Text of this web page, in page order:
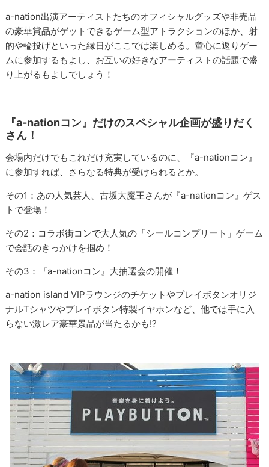
a-nation出演アーティストたちのオフィシャルグッズや非売品
の豪華賞品がゲットできるゲーム型アトラクションのほか、射
的や輪投げといった縁日がここでは楽しめる。童心に返りゲー
ムに参加するもよし、お互いの好きなアーティストの話題で盛
り上がるもよしでしょう！
『a-nationコン』だけのスペシャル企画が盛りだく
さん！
会場内だけでもこれだけ充実しているのに、『a-nationコン』
に参加すれば、さらなる特典が受けられるとか。
その1：あの人気芸人、古坂大魔王さんが『a-nationコン』ゲス
トで登場！
その2：コラボ街コンで大人気の「シールコンプリート」ゲーム
で会話のきっかけを掴め！
その3：『a-nationコン』大抽選会の開催！
a-nation island VIPラウンジのチケットやプレイボタンオリジ
ナルTシャツやプレイボタン特製イヤホンなど、他では手に入
らない激レア豪華景品が当たるかも!?